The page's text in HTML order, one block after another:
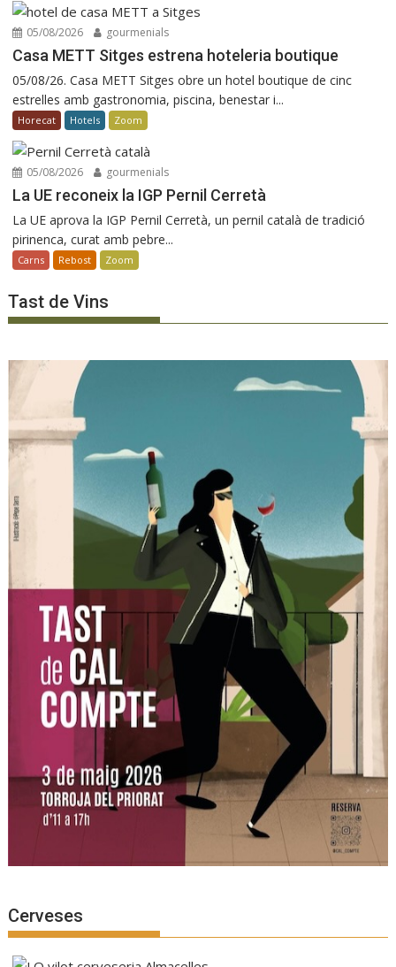
05/08/2026 gourmenials
Casa METT Sitges estrena hoteleria boutique
05/08/26. Casa METT Sitges obre un hotel boutique de cinc
estrelles amb gastronomia, piscina, benestar i...
Horecat Hotels Zoom
05/08/2026 gourmenials
La UE reconeix la IGP Pernil Cerretà
La UE aprova la IGP Pernil Cerretà, un pernil català de tradició
pirinenca, curat amb pebre...
Carns Rebost Zoom
Tast de Vins
Cerveses